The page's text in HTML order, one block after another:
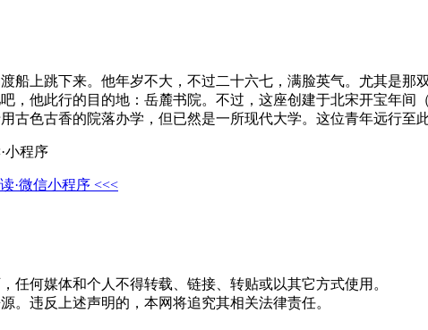
船上跳下来。他年岁不大，不过二十六七，满脸英气。尤其是
，他此行的目的地：岳麓书院。不过，这座创建于北宋开宝年间
古色古香的院落办学，但已然是一所现代大学。这位青年远行至
·微信小程序 <<<
任何媒体和个人不得转载、链接、转贴或以其它方式使用。
。违反上述声明的，本网将追究其相关法律责任。